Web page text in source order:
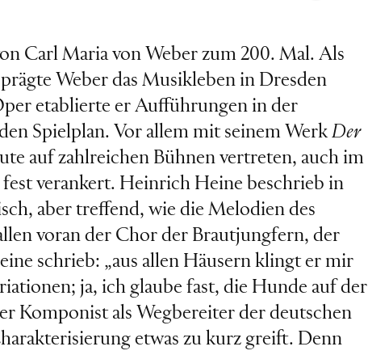
Carl Maria von Weber zum 200. Mal. Als
Weber das Musikleben in Dresden
etablierte er Aufführungen in der
Spielplan. Vor allem mit seinem WerkDer
auf zahlreichen Bühnen vertreten, auch im
verankert. Heinrich Heine beschrieb in
aber treffend, wie die Melodien des
voran der Chor der Brautjungfern, der
schrieb: „aus allen Häusern klingt er mir
ja, ich glaube fast, die Hunde auf der
Komponist als Wegbereiter der deutschen
etwas zu kurz greift. Denn